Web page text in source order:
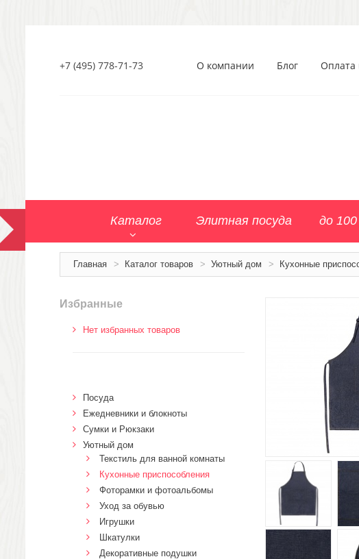
+7 (495) 778-71-73 О компании Блог Оплата
Каталог Элитная посуда до 100
Главная > Каталог товаров > Уютный дом > Кухонные
Избранные
Нет избранных товаров
Посуда
Ежедневники и блокноты
Сумки и Рюкзаки
Уютный дом
Текстиль для ванной комнаты
Кухонные приспособления
Фоторамки и фотоальбомы
Уход за обувью
Игрушки
Шкатулки
Декоративные подушки